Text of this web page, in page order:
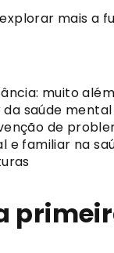
mais a
muito
saúde
de
e familiar na